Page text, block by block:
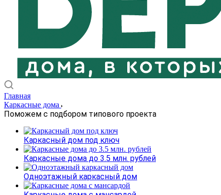
Главная
Каркасные дома
Поможем с подбором типового проекта
Каркасный дом под ключ
Каркасные дома до 3.5 млн. рублей
Одноэтажный каркасный дом